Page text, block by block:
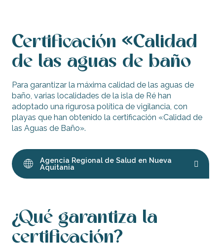
Certificación «Calidad
de las aguas de baño
Para garantizar la máxima calidad de las aguas de
baño, varias localidades de la isla de Ré han
adoptado una rigurosa política de vigilancia, con
playas que han obtenido la certificación «Calidad de
las Aguas de Baño».
Agencia Regional de Salud en Nueva
Aquitania
¿Qué garantiza la
certificación?